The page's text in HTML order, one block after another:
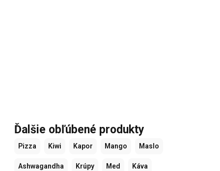
Ďalšie obľúbené produkty
Pizza Kiwi Kapor Mango Maslo
Ashwagandha Krúpy Med Káva